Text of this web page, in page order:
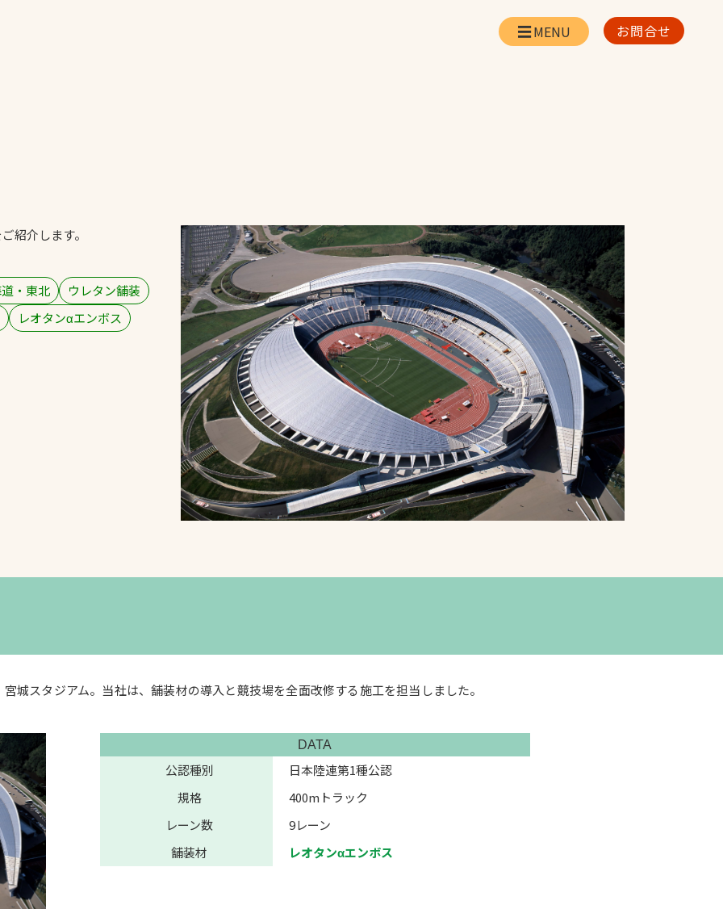
人
クレイ（土）舗装
防球設備
施設管理
パークマネジメント
スポーツターフ（芝
飛散・流出防止対策
施工・管理実績一覧
アスリートパートナ
ー
採用情報
お取引先の皆様へ
プライバシーポリシ
ー
ソーシャルメディア
ポリシー
検索
お問合せ
紹介します。
・東北
ウレタン舗装
レオタンαエンボス
城スタジアム。当社は、舗装材の導入と競技場を全面改修する施工を担当しました。
DATA
公認種別
日本陸連第1種公認
規格
400mトラック
レーン数
9レーン
舗装材
レオタンαエンボス